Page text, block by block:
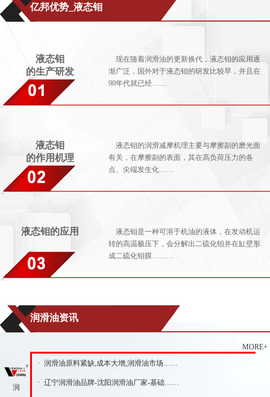
亿邦优势_液态钼
液态钼
的生产研发
现在随着润滑油的更新换代，液态钼的应用逐
渐广泛，国外对于液态钼的研发比较早，并且在
90年代就已经……
液态钼
的作用机理
液态钼的润滑减摩机理主要与摩擦副的磨光面
有关，在摩擦副的表面，其在高负荷压力的各
点、尖端发生化……
液态钼的应用
液态钼是一种可溶于机油的液体，在发动机运
转的高温极压下，会分解出二硫化钼并在缸壁形
成二硫化钼膜………
润滑油资讯
MORE+
润
· 润滑油原料紧缺,成本大增,润滑油市场……
· 辽宁润滑油品牌-沈阳润滑油厂家-基础……